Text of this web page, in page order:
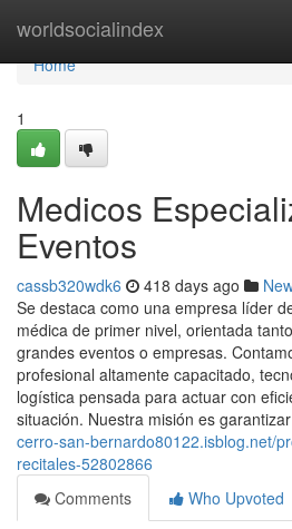
worldsocialindex
Home
Home
1
Medicos
Eventos
cassb320wdk6 418 days ago
Se destaca como una empresa líder
médica de primer nivel, orientada
grandes eventos o empresas.
profesional altamente capacitado,
logística pensada para actuar con
situación. Nuestra misión es
cerro-san-bernardo80122.isblog.net/
recitales-52802866
Comments
Who Upvoted